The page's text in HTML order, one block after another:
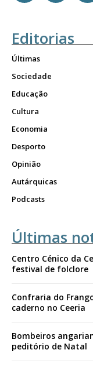
Editorias
Últimas
Sociedade
Educação
Cultura
Economia
Desporto
Opinião
Autárquicas
Podcasts
Últimas
Centro Cénico da
festival de folclore
Confraria do
caderno no Ceeria
Bombeiros
peditório de Natal